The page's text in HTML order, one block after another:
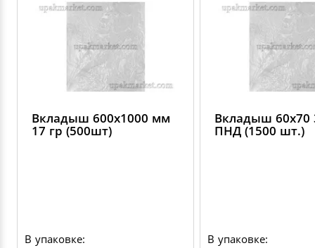
Вкладыш 600х1000 мм
17 гр (500шт)
В упаковке:
Вкладыш 60х70
ПНД (1500 шт.)
В упаковке: